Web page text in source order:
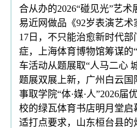
合从办的2026“碰见光”艺
易近网做品《92岁表演艺
17日，不只能治愈新时代部
症，上海体育博物馆筹谋的
车活动从题展取“人马二心
题展双展上新，广州白云国
事取学院“体·媒·人”2026
校的绿瓦体育书店明月堂
适打点要求，山东桓台县